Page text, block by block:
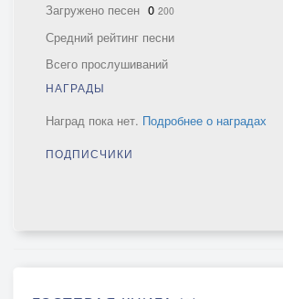
Загружено песен 0 200
Средний рейтинг песни
Всего прослушиваний
НАГРАДЫ
Наград пока нет. Подробнее о наградах
ПОДПИСЧИКИ